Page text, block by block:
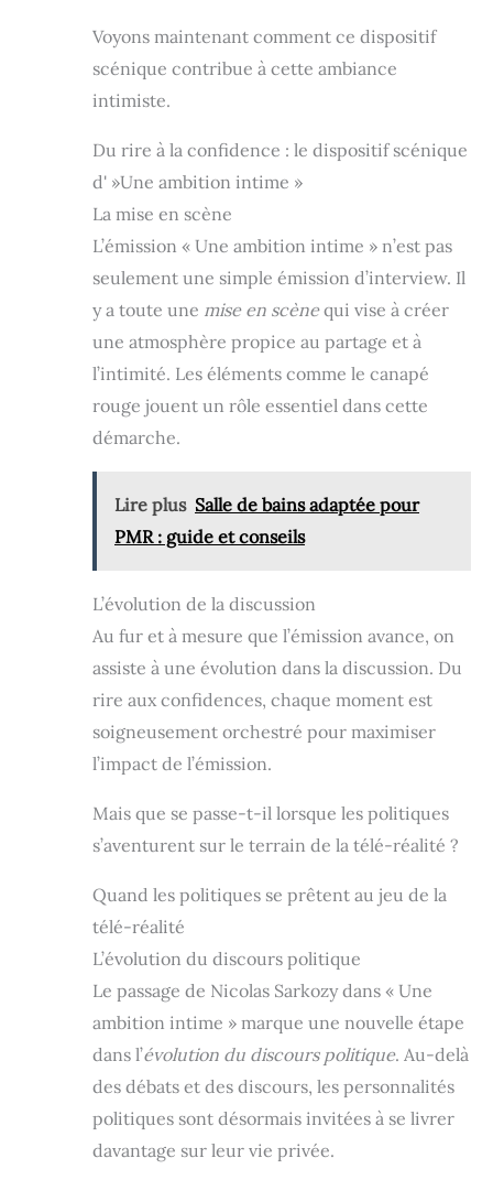
Voyons maintenant comment ce dispositif
scénique contribue à cette ambiance
intimiste.
Du rire à la confidence : le dispositif scénique
d' »Une ambition intime »
La mise en scène
L’émission « Une ambition intime » n’est pas
seulement une simple émission d’interview. Il
y a toute une mise en scènequi vise à créer
une atmosphère propice au partage et à
l’intimité. Les éléments comme le canapé
rouge jouent un rôle essentiel dans cette
démarche.
Lire plus Salle de bains adaptée pour
PMR : guide et conseils
L’évolution de la discussion
Au fur et à mesure que l’émission avance, on
assiste à une évolution dans la discussion. Du
rire aux confidences, chaque moment est
soigneusement orchestré pour maximiser
l’impact de l’émission.
Mais que se passe-t-il lorsque les politiques
s’aventurent sur le terrain de la télé-réalité ?
Quand les politiques se prêtent au jeu de la
télé-réalité
L’évolution du discours politique
Le passage de Nicolas Sarkozy dans « Une
ambition intime » marque une nouvelle étape
dans l’évolution du discours politique. Au-delà
des débats et des discours, les personnalités
politiques sont désormais invitées à se livrer
davantage sur leur vie privée.